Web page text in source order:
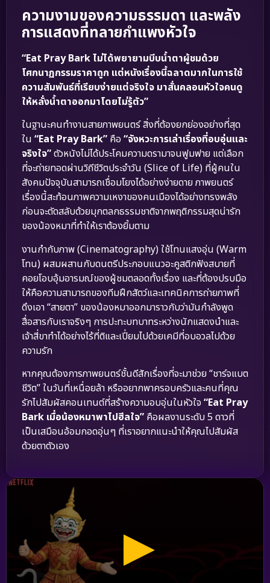
ความงามของความธรรมดา และพลัง
การแสดงที่ทลายกำแพงหัวใจ
“Eat Pray Bark ไม่ได้พยายามบีบน้ำตาผู้ชมด้วย
โศกนาฏกรรมราคาถูก แต่หนังเรื่องนี้ฉลาดมากในการใช้
ความสัมพันธ์ที่เรียบง่ายแต่จริงใจ มาสั่นคลอนหัวใจคนดู
ให้หลั่งน้ำตาออกมาโดยไม่รู้ตัว”
ในฐานะคนทำงานสายภาพยนตร์ สิ่งที่ต้องยกย่องอย่างที่สุด
ใน “Eat Pray Bark” คือ “จังหวะการเล่าเรื่องที่อบอุ่นและ
จริงใจ”ตัวหนังไม่ได้ประโคมความดรามาจนฟูมฟาย แต่เลือก
ที่จะถ่ายทอดผ่านวิถีชีวิตประจำวัน (Slice of Life) ที่ผู้คนใน
สังคมปัจจุบันสามารถเชื่อมโยงได้อย่างง่ายดาย ภาพยนตร์
เรื่องนี้สะท้อนภาพความเหงาของคนเมืองได้อย่างทรงพลัง
ก่อนจะตัดสลับด้วยมุกตลกธรรมชาติจากพฤติกรรมสุดน่ารัก
ของน้องหมาที่ทำให้เราต้องยิ้มตาม
งานกำกับภาพ (Cinematography) ใช้โทนแสงอุ่น (Warm
โทน) ผสมผสานกับดนตรีประกอบแนวอะคูสติกฟังสบายที่
คอยโอบอุ้มอารมณ์ของผู้ชมตลอดทั้งเรื่อง และที่ต้องปรบมือ
ให้คือความสามารถของทีมฝึกสัตว์และเทคนิคการถ่ายภาพที่
ดึงเอา “สายตา” ของน้องหมาออกมาราวกับว่ามันกำลังพูด
สื่อสารกับเราจริงๆ การปะทะบทบาทระหว่างนักแสดงนำและ
เจ้าสี่ขาทำได้อย่างไร้ที่ติและเปี่ยมไปด้วยเคมีที่อบอวลไปด้วย
ความรัก
หากคุณต้องการภาพยนตร์ชั้นดีสักเรื่องที่จะมาช่วย “ชาร์จแบต
ชีวิต” ในวันที่เหนื่อยล้า หรืออยากพาครอบครัวและคนที่คุณ
รักไปสัมผัสคอนเทนต์ที่สร้างความอบอุ่นในหัวใจ “Eat Pray
Bark เมื่อน้องหมาพาไปฮีลใจ” คือผลงานระดับ 5 ดาวที่
เป็นเสมือนอ้อมกอดอุ่นๆ ที่เราอยากแนะนำให้คุณไปสัมผัส
ด้วยตาตัวเอง